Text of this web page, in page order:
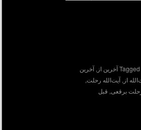
آخرین از, آخرین
از, آیت‌الله رحلت,
برقعی,قبل